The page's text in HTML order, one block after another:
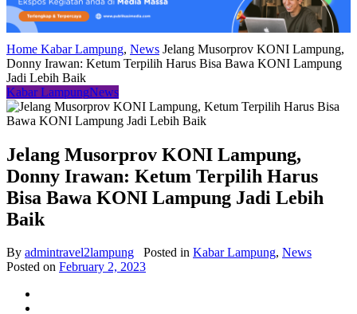
Home Kabar Lampung, News Jelang Musorprov KONI Lampung,
Donny Irawan: Ketum Terpilih Harus Bisa Bawa KONI Lampung
Jadi Lebih Baik
Kabar LampungNews
Jelang Musorprov KONI Lampung,
Donny Irawan: Ketum Terpilih Harus
Bisa Bawa KONI Lampung Jadi Lebih
Baik
By admintravel2lampung Posted in Kabar Lampung, News
Posted on February 2, 2023